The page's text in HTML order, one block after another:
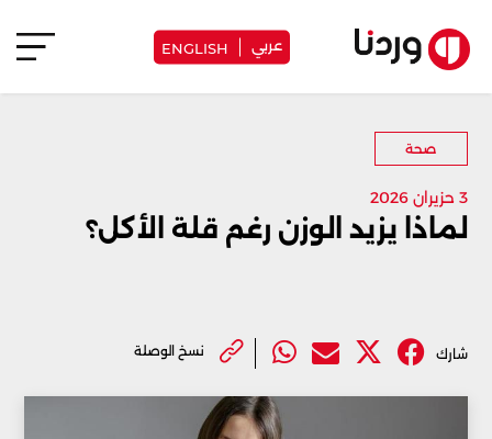
عربي ENGLISH
صحة
3 حزيران 2026
لماذا يزيد الوزن رغم قلة الأكل؟
شارك نسخ الوصلة